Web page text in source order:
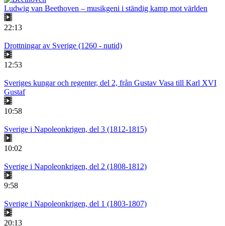
Ludwig van Beethoven – musikgeni i ständig kamp mot världen
22:13
Drottningar av Sverige (1260 - nutid)
12:53
Sveriges kungar och regenter, del 2, från Gustav Vasa till Karl XVI
Gustaf
10:58
Sverige i Napoleonkrigen, del 3 (1812-1815)
10:02
Sverige i Napoleonkrigen, del 2 (1808-1812)
9:58
Sverige i Napoleonkrigen, del 1 (1803-1807)
20:13